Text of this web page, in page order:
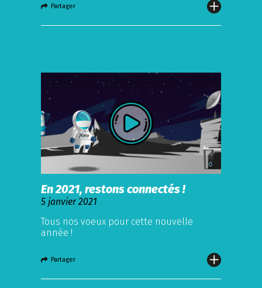
Partager
En 2021, restons connectés !
5 janvier 2021
Tous nos voeux pour cette nouvelle
année !
Partager